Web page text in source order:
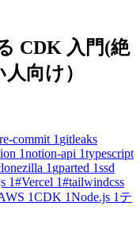
CDK 入門(絶
向け）
commit 1 gitleaks
1notion-api 1typescript
1 gparted 1ssd
1#Vercel 1#tailwindcss
1CDK 1Node.js 1 テ